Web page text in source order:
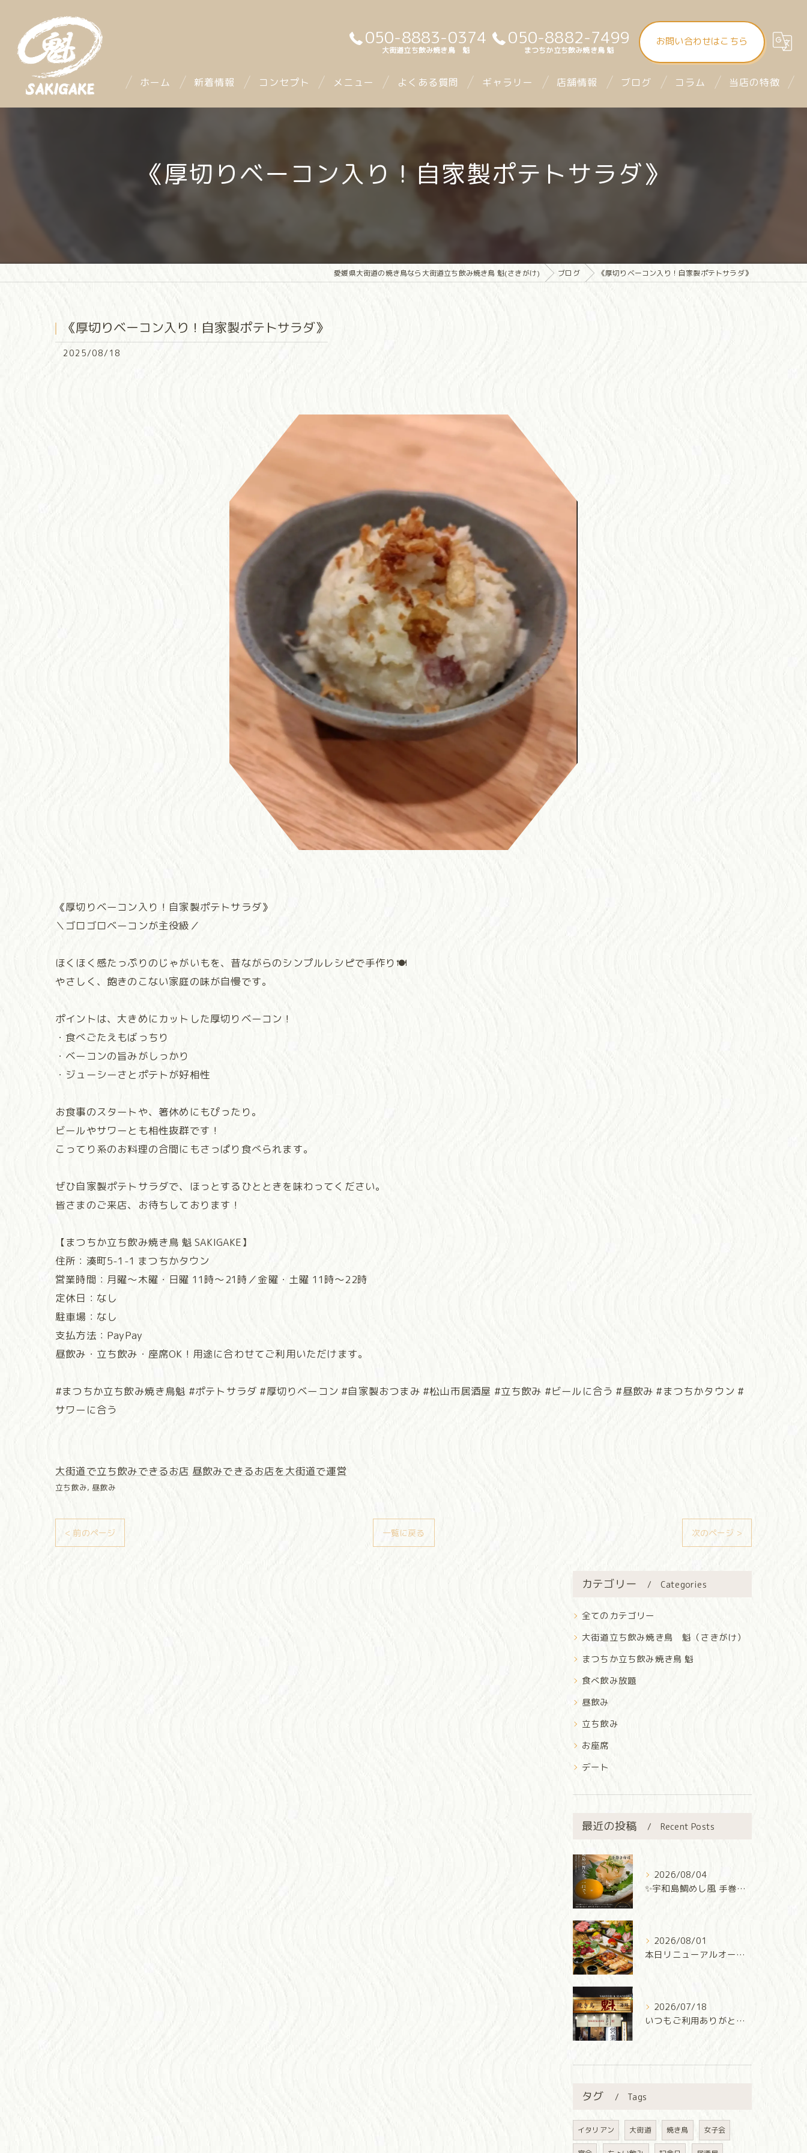
050-8883-0374
大街道立ち飲み焼き鳥 魁
050-8882-7499
まつちか立ち飲み焼き鳥 魁
お問い合わせはこちら
ホーム 新着情報 コンセプト メニュー よくある質問 ギャラリー 店舗情報
mitra1st ミトラファースト
ブログ コラム 当店の特徴
《厚切りベーコン入り！自家製ポテトサラダ》
愛媛県大街道の焼き鳥なら大街道立ち飲み焼き鳥 魁(さきがけ) ブログ 《厚切りベーコン入り！自家製ポテトサラダ》
《厚切りベーコン入り！自家製ポテトサラダ》
2025/08/18
《厚切りベーコン入り！自家製ポテトサラダ》
＼ゴロゴロベーコンが主役級／
ほくほく感たっぷりのじゃがいもを、昔ながらのシンプルレシピで手作り🍽️
やさしく、飽きのこない家庭の味が自慢です。
ポイントは、大きめにカットした厚切りベーコン！
・食べごたえもばっちり
・ベーコンの旨みがしっかり
・ジューシーさとポテトが好相性
お食事のスタートや、箸休めにもぴったり。
ビールやサワーとも相性抜群です！
こってり系のお料理の合間にもさっぱり食べられます。
ぜひ自家製ポテトサラダで、ほっとするひとときを味わってください。
皆さまのご来店、お待ちしております！
【まつちか立ち飲み焼き鳥 魁 SAKIGAKE】
住所：湊町5-1-1 まつちかタウン
営業時間：月曜～木曜・日曜 11時～21時／金曜・土曜 11時～22時
定休日：なし
駐車場：なし
支払方法：PayPay
昼飲み・立ち飲み・座席OK！用途に合わせてご利用いただけます。
#まつちか立ち飲み焼き鳥魁 #ポテトサラダ #厚切りベーコン #自家製おつまみ #松山市居酒屋 #立ち飲み #ビールに合う #昼飲み #まつちかタウン #
サワーに合う
大街道で立ち飲みできるお店 昼飲みできるお店を大街道で運営
立ち飲み 昼飲み
< 前のページ 一覧に戻る 次のページ >
カテゴリー Categories
全てのカテゴリー
大街道立ち飲み焼き鳥 魁（さきがけ）
まつちか立ち飲み焼き鳥 魁
食べ飲み放題
昼飲み
立ち飲み
お座席
デート
最近の投稿 Recent Posts
2026/08/04
✨宇和島鯛めし風 手巻き寿司✨
2026/08/01
本日リニューアルオープン‼️
2026/07/18
いつもご利用ありがとうございます✨
タグ Tags
イタリアン 大街道 焼き鳥 女子会